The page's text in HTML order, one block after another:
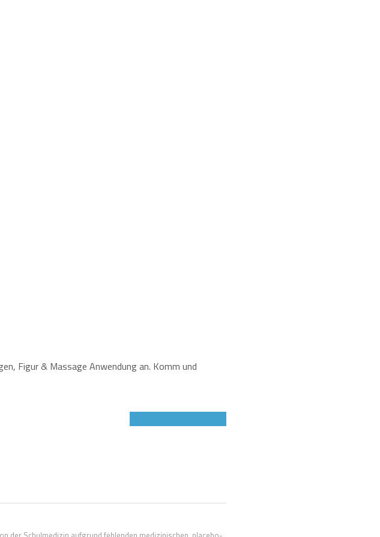
Figur & Massage Anwendung an. Komm und